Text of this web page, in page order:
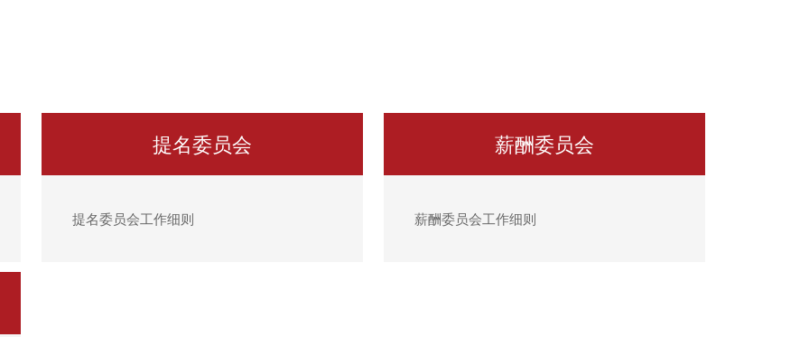
提名委员会
提名委员会工作细则
薪酬委员会
薪酬委员会工作细则